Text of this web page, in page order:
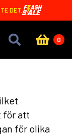
DET.
0
för att
för olika